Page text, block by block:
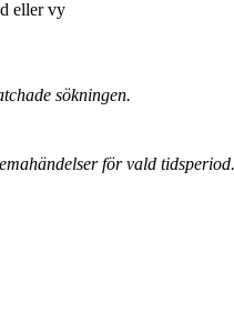
eller vy
sökningen.
för vald tidsperiod.